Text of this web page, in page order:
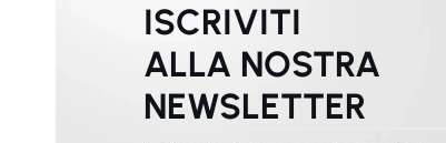
ISCRIVITI
ALLA NOSTRA
NEWSLETTER